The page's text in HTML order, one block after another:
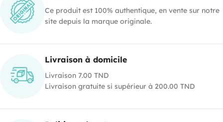
Ce produit est 100% authentique, en vente sur notre
site depuis la marque originale.
Livraison à domicile
Livraison 7.00 TND
Livraison gratuite si supérieur à 200.00 TND